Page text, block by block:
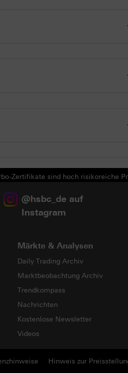
Zertifikate sind hoch risikoreiche
@hsbc_de auf
Instagram
Märkte & Analysen
Daily Trading Archiv
Marktbeobachtung Archiv
Trendkompass
Nachrichten
Kostenlose Newsletter
Videos
Hinweis zur